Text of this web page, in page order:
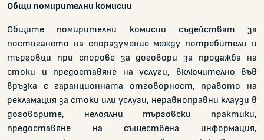
Общи помирителни комисии
Общите помирителни комисии съдействат за
постигането на споразумение между потребители и
търговци при спорове за договори за продажба на
стоки и предоставяне на услуги, включително във
връзка с гаранционната отговорност, правото на
рекламация за стоки или услуги, неравноправни клаузи в
договорите, нелоялни търговски практики,
предоставяне на съществена информация,